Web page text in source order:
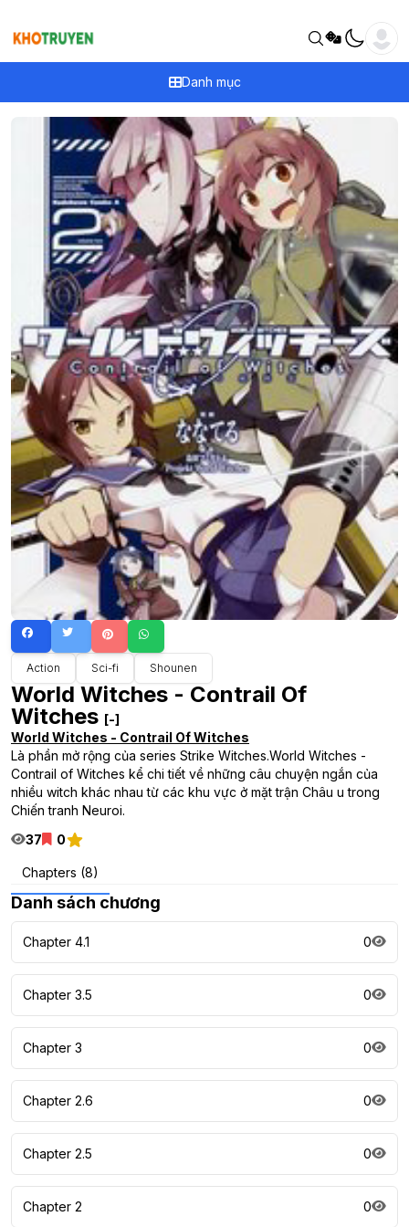
Danh mục
Action Sci-fi Shounen
World Witches - Contrail Of
Witches [-]
World Witches - Contrail Of Witches
Là phần mở rộng của series Strike Witches.World Witches -
Contrail of Witches kể chi tiết về những câu chuyện ngắn của
nhiều witch khác nhau từ các khu vực ở mặt trận Châu u trong
Chiến tranh Neuroi.
37
0
Chapters (8)
Danh sách chương
Chapter 4.1 0
Chapter 3.5 0
Chapter 3 0
Chapter 2.6 0
Chapter 2.5 0
Chapter 2 0